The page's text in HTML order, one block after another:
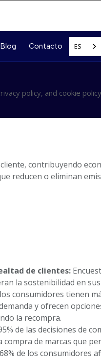
Blog Contacto ES
Legal
policy, and cookie
contribuyendo
reducen o eliminan
de clientes:
la sostenibilidad en
consumidores tienen
y ofrecen
la recompra.
de las decisiones de
de marcas que
de los consumidores